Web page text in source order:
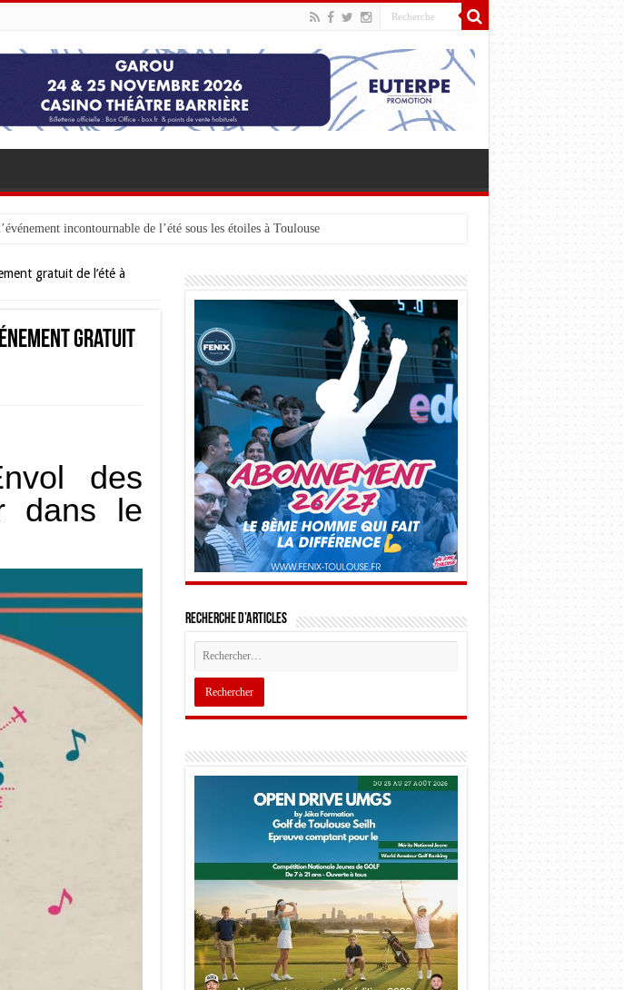
incontournable de l’été sous les étoiles à Toulouse
gratuit de l’été à
gratuit
des
dans le
Recherche d’articles